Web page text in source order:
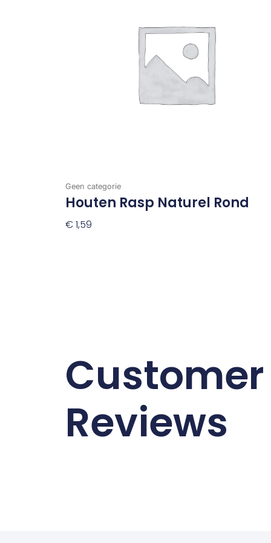
Geen categorie
Houten Rasp Naturel Rond
€1,59
Customer
Reviews